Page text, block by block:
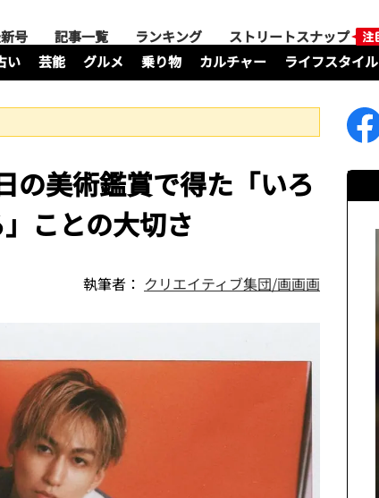
号 記事一覧 ランキング
ストリートスナップ
い 芸能 グルメ 乗り物 カルチャー ライフスタイル
の美術鑑賞で得た「いろ
ことの大切さ
執筆者： クリエイティブ集団/画画画